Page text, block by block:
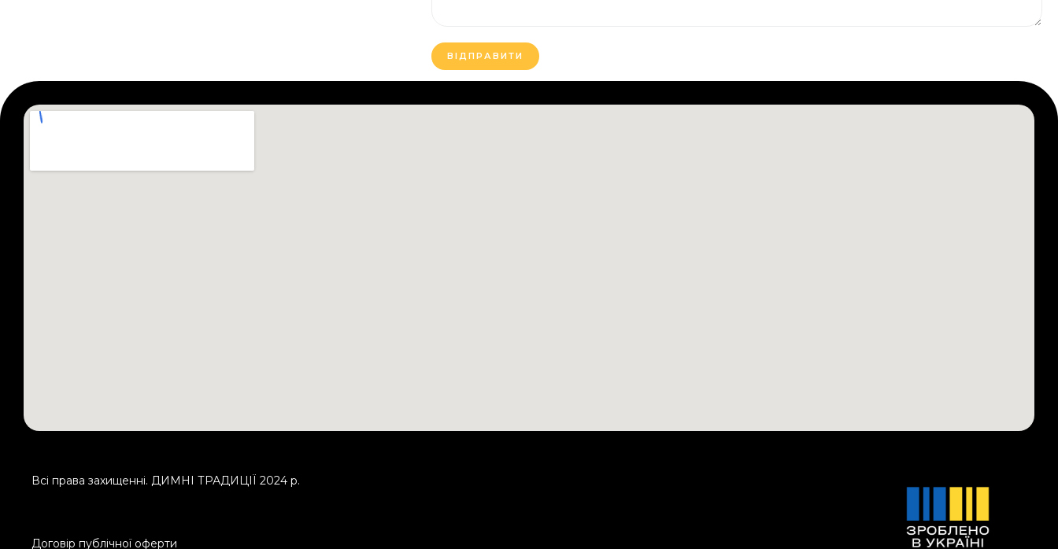
Всі права захищенні. ДИМНІ ТРАДИЦІЇ 2024 р.
Договір публічної оферти